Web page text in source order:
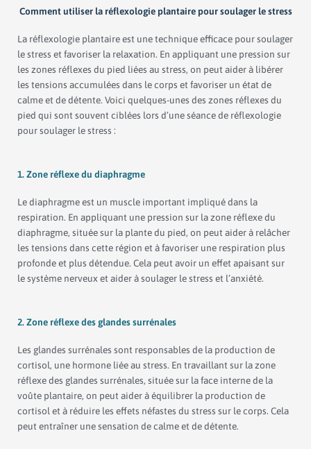
Comment utiliser la réflexologie plantaire pour soulager le stress
La réflexologie plantaire est une technique efficace pour soulager
le stress et favoriser la relaxation. En appliquant une pression sur
les zones réflexes du pied liées au stress, on peut aider à libérer
les tensions accumulées dans le corps et favoriser un état de
calme et de détente. Voici quelques-unes des zones réflexes du
pied qui sont souvent ciblées lors d’une séance de réflexologie
pour soulager le stress :
1. Zone réflexe du diaphragme
Le diaphragme est un muscle important impliqué dans la
respiration. En appliquant une pression sur la zone réflexe du
diaphragme, située sur la plante du pied, on peut aider à relâcher
les tensions dans cette région et à favoriser une respiration plus
profonde et plus détendue. Cela peut avoir un effet apaisant sur
le système nerveux et aider à soulager le stress et l’anxiété.
2. Zone réflexe des glandes surrénales
Les glandes surrénales sont responsables de la production de
cortisol, une hormone liée au stress. En travaillant sur la zone
réflexe des glandes surrénales, située sur la face interne de la
voûte plantaire, on peut aider à équilibrer la production de
cortisol et à réduire les effets néfastes du stress sur le corps. Cela
peut entraîner une sensation de calme et de détente.